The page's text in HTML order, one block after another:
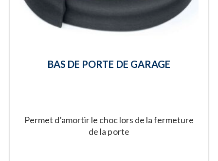
BAS DE PORTE DE GARAGE
Permet d’amortir le choc lors de la fermeture
de la porte